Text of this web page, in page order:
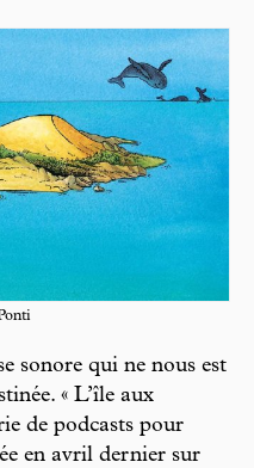
sonore qui ne nous est
« L’île aux
de podcasts pour
en avril dernier sur